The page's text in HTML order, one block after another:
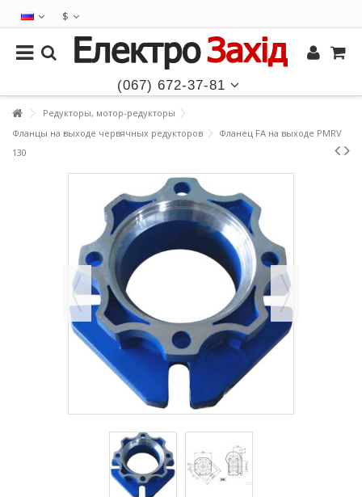
$
(067) 672-37-81
Редукторы, мотор-редукторы
Фланцы на выходе червячных редукторов
Фланец FA на выходе PMRV
130